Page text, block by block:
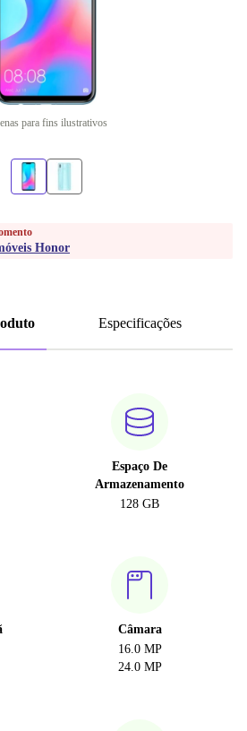
para fins ilustrativos
Honor
Especificações
Espaço De
Armazenamento
128 GB
Câmara
16.0 MP
24.0 MP